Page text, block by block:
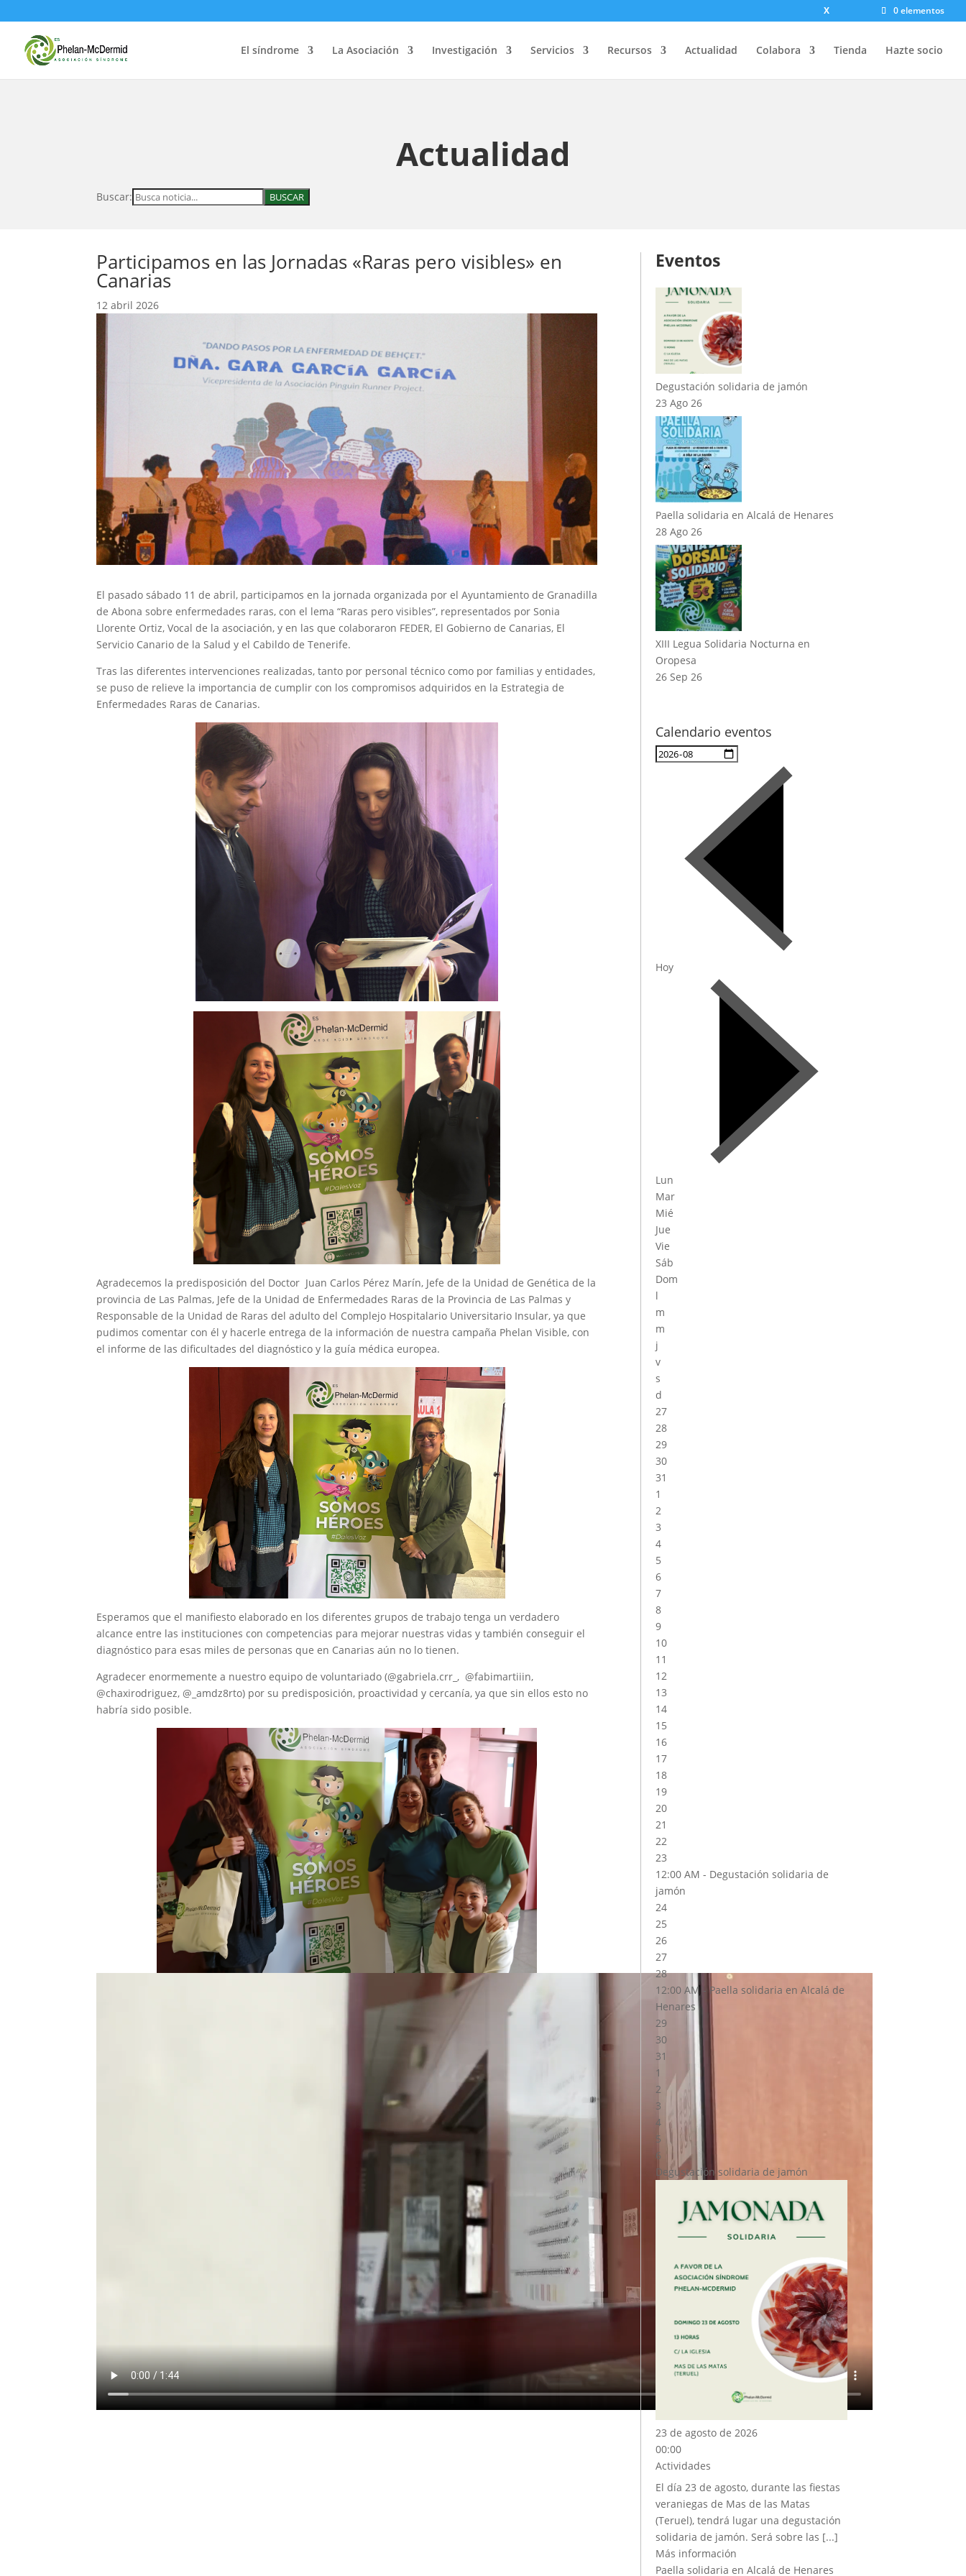
X 0 elementos
El síndrome La Asociación Investigación Servicios Recursos Actualidad Colabora Tienda Hazte socio
Actualidad
Buscar:
Participamos en las Jornadas «Raras pero visibles» en
Canarias
12 abril 2026
El pasado sábado 11 de abril, participamos en la jornada organizada por el Ayuntamiento de Granadilla
de Abona sobre enfermedades raras, con el lema “Raras pero visibles”, representados por Sonia
Llorente Ortiz, Vocal de la asociación, y en las que colaboraron FEDER, El Gobierno de Canarias, El
Servicio Canario de la Salud y el Cabildo de Tenerife.
Tras las diferentes intervenciones realizadas, tanto por personal técnico como por familias y entidades,
se puso de relieve la importancia de cumplir con los compromisos adquiridos en la Estrategia de
Enfermedades Raras de Canarias.
Agradecemos la predisposición del Doctor Juan Carlos Pérez Marín, Jefe de la Unidad de Genética de la
provincia de Las Palmas, Jefe de la Unidad de Enfermedades Raras de la Provincia de Las Palmas y
Responsable de la Unidad de Raras del adulto del Complejo Hospitalario Universitario Insular, ya que
pudimos comentar con él y hacerle entrega de la información de nuestra campaña Phelan Visible, con
el informe de las dificultades del diagnóstico y la guía médica europea.
Esperamos que el manifiesto elaborado en los diferentes grupos de trabajo tenga un verdadero
alcance entre las instituciones con competencias para mejorar nuestras vidas y también conseguir el
diagnóstico para esas miles de personas que en Canarias aún no lo tienen.
Agradecer enormemente a nuestro equipo de voluntariado (@gabriela.crr_, @fabimartiiin,
@chaxirodriguez, @_amdz8rto) por su predisposición, proactividad y cercanía, ya que sin ellos esto no
habría sido posible.
Eventos
Degustación solidaria de jamón
23 Ago 26
Paella solidaria en Alcalá de Henares
28 Ago 26
XIII Legua Solidaria Nocturna en
Oropesa
26 Sep 26
Calendario eventos
Hoy
Lun
Mar
Mié
Jue
Vie
Sáb
Dom
l
m
m
j
v
s
d
27
28
29
30
31
1
2
3
4
5
6
7
8
9
10
11
12
13
14
15
16
17
18
19
20
21
22
23
12:00 AM - Degustación solidaria de
jamón
24
25
26
27
28
12:00 AM -Paella solidaria en Alcalá de
Henares
29
30
31
1
2
3
4
5
6
Degustación solidaria de jamón
23 de agosto de 2026
00:00
Actividades
El día 23 de agosto, durante las fiestas
veraniegas de Mas de las Matas
(Teruel), tendrá lugar una degustación
solidaria de jamón. Será sobre las [...]
Más información
Paella solidaria en Alcalá de Henares